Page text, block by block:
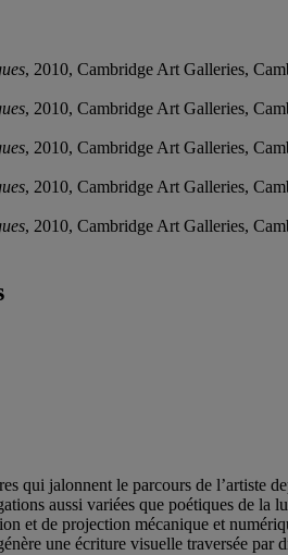
, 2010, Cambridge Art Galleries,
, 2010, Cambridge Art Galleries,
, 2010, Cambridge Art Galleries,
, 2010, Cambridge Art Galleries,
, 2010, Cambridge Art Galleries,
qui jalonnent le parcours de l’artiste
aussi variées que poétiques de la
et de projection mécanique et
une écriture visuelle traversée par